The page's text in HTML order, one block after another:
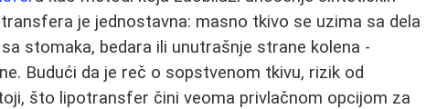
je jednostavna: masno tkivo se uzima sa dela
stomaka, bedara ili unutrašnje strane kolena -
Budući da je reč o sopstvenom tkivu, rizik od
što lipotransfer čini veoma privlačnom opcijom za